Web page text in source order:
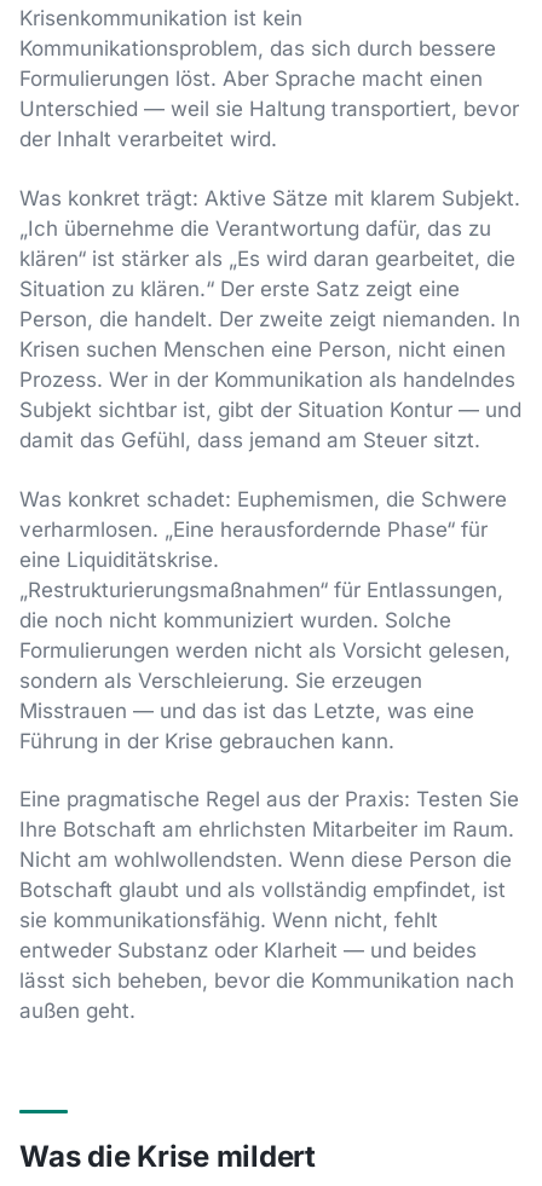
Krisenkommunikation ist kein
Kommunikationsproblem, das sich durch bessere
Formulierungen löst. Aber Sprache macht einen
Unterschied — weil sie Haltung transportiert, bevor
der Inhalt verarbeitet wird.
Was konkret trägt: Aktive Sätze mit klarem Subjekt.
„Ich übernehme die Verantwortung dafür, das zu
klären“ ist stärker als „Es wird daran gearbeitet, die
Situation zu klären.“ Der erste Satz zeigt eine
Person, die handelt. Der zweite zeigt niemanden. In
Krisen suchen Menschen eine Person, nicht einen
Prozess. Wer in der Kommunikation als handelndes
Subjekt sichtbar ist, gibt der Situation Kontur — und
damit das Gefühl, dass jemand am Steuer sitzt.
Was konkret schadet: Euphemismen, die Schwere
verharmlosen. „Eine herausfordernde Phase“ für
eine Liquiditätskrise.
„Restrukturierungsmaßnahmen“ für Entlassungen,
die noch nicht kommuniziert wurden. Solche
Formulierungen werden nicht als Vorsicht gelesen,
sondern als Verschleierung. Sie erzeugen
Misstrauen — und das ist das Letzte, was eine
Führung in der Krise gebrauchen kann.
Eine pragmatische Regel aus der Praxis: Testen Sie
Ihre Botschaft am ehrlichsten Mitarbeiter im Raum.
Nicht am wohlwollendsten. Wenn diese Person die
Botschaft glaubt und als vollständig empfindet, ist
sie kommunikationsfähig. Wenn nicht, fehlt
entweder Substanz oder Klarheit — und beides
lässt sich beheben, bevor die Kommunikation nach
außen geht.
Was die Krise mildert